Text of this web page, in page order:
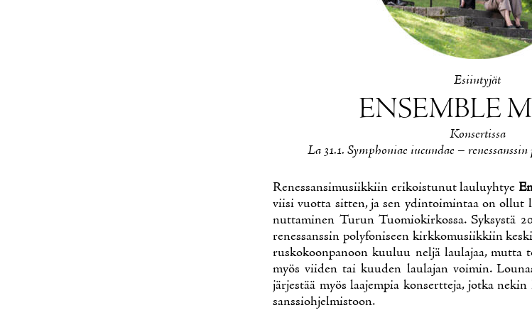
Esiin­ty­jät
EN­SEMBLE
Kon­ser­tis­sa
La 31.1. Symp­ho­niae iucun­dae –
Re­nes­san­si­musiik­kiin eri­kois­tu­nut lau­lu­yh­tye
vii­si vuot­ta sit­ten, ja sen ydin­toi­min­taa on ol­lut
nut­ta­mi­nen Tu­run Tuo­mio­kir­kos­sa. Syk­sys­tä
re­nes­sans­sin po­ly­fo­ni­seen kirk­ko­musiik­kiin
rus­ko­koon­pa­noon kuu­luu nel­jä lau­la­jaa, mut­ta
myös vii­den tai kuu­den lau­la­jan voi­min.
jär­jes­tää myös laa­jem­pia kon­sert­te­ja, jot­ka
sans­sioh­jel­mis­toon.